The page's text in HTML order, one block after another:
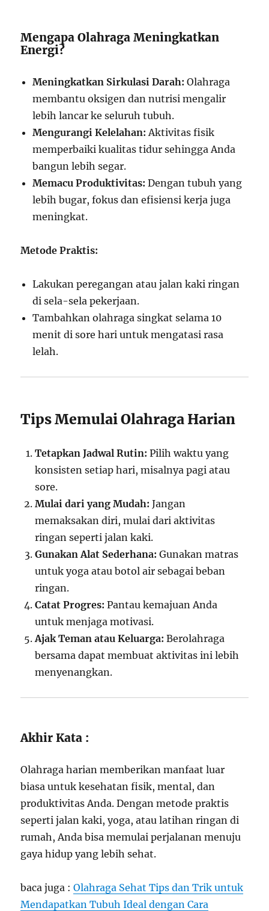
Mengapa Olahraga Meningkatkan
Energi?
Meningkatkan Sirkulasi Darah: Olahraga
membantu oksigen dan nutrisi mengalir
lebih lancar ke seluruh tubuh.
Mengurangi Kelelahan: Aktivitas fisik
memperbaiki kualitas tidur sehingga Anda
bangun lebih segar.
Memacu Produktivitas: Dengan tubuh yang
lebih bugar, fokus dan efisiensi kerja juga
meningkat.
Metode Praktis:
Lakukan peregangan atau jalan kaki ringan
di sela-sela pekerjaan.
Tambahkan olahraga singkat selama 10
menit di sore hari untuk mengatasi rasa
lelah.
Tips Memulai Olahraga Harian
Tetapkan Jadwal Rutin: Pilih waktu yang
konsisten setiap hari, misalnya pagi atau
sore.
Mulai dari yang Mudah: Jangan
memaksakan diri, mulai dari aktivitas
ringan seperti jalan kaki.
Gunakan Alat Sederhana: Gunakan matras
untuk yoga atau botol air sebagai beban
ringan.
Catat Progres: Pantau kemajuan Anda
untuk menjaga motivasi.
Ajak Teman atau Keluarga: Berolahraga
bersama dapat membuat aktivitas ini lebih
menyenangkan.
Akhir Kata :
Olahraga harian memberikan manfaat luar
biasa untuk kesehatan fisik, mental, dan
produktivitas Anda. Dengan metode praktis
seperti jalan kaki, yoga, atau latihan ringan di
rumah, Anda bisa memulai perjalanan menuju
gaya hidup yang lebih sehat.
baca juga :Olahraga Sehat Tips dan Trik untuk
Mendapatkan Tubuh Ideal dengan Cara